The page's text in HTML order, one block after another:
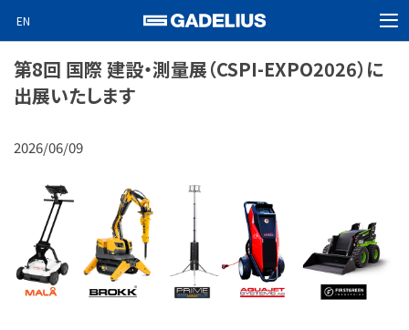
EN
ホーム
製品情報
ビデオニュース
Special projects
採用情報
第8回 国際 建設・測量展（CSPI-EXPO2026）に
出展いたします
2026/06/09